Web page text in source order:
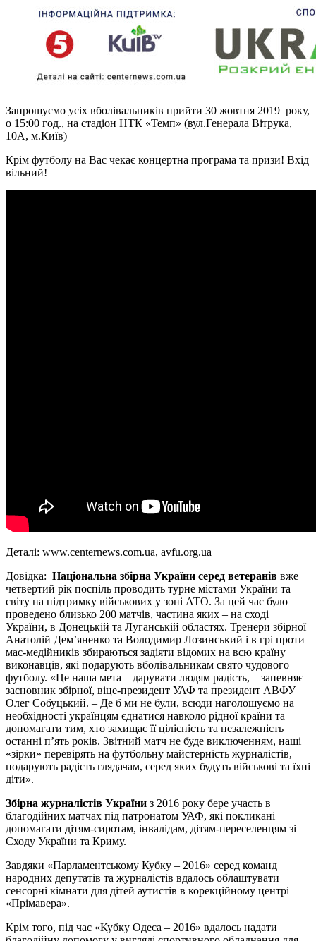
Запрошуємо усіх вболівальників прийти 30 жовтня 2019 року,
о 15:00 год., на стадіон НТК «Темп» (вул.Генерала Вітрука,
10А, м.Київ)
Крім футболу на Вас чекає концертна програма та призи! Вхід
вільний!
Деталі: www.centernews.com.ua, avfu.org.ua
Довідка: Національна збірна України серед ветеранів вже
четвертий рік поспіль проводить турне містами України та
світу на підтримку військових у зоні АТО. За цей час було
проведено близько 200 матчів, частина яких – на сході
України, в Донецькій та Луганській областях. Тренери збірної
Анатолій Дем’яненко та Володимир Лозинський і в грі проти
мас-медійників збираються задіяти відомих на всю країну
виконавців, які подарують вболівальникам свято чудового
футболу. «Це наша мета – дарувати людям радість, – запевняє
засновник збірної, віце-президент УАФ та президент АВФУ
Олег Собуцький. – Де б ми не були, всюди наголошуємо на
необхідності українцям єднатися навколо рідної країни та
допомагати тим, хто захищає її цілісність та незалежність
останні п’ять років. Звітний матч не буде виключенням, наші
«зірки» перевірять на футбольну майстерність журналістів,
подарують радість глядачам, серед яких будуть військові та їхні
діти».
Збірна журналістів України з 2016 року бере участь в
благодійних матчах під патронатом УАФ, які покликані
допомагати дітям-сиротам, інвалідам, дітям-переселенцям зі
Сходу України та Криму.
Завдяки «Парламентському Кубку – 2016» серед команд
народних депутатів та журналістів вдалось облаштувати
сенсорні кімнати для дітей аутистів в корекційному центрі
«Прімавера».
Крім того, під час «Кубку Одеса – 2016» вдалось надати